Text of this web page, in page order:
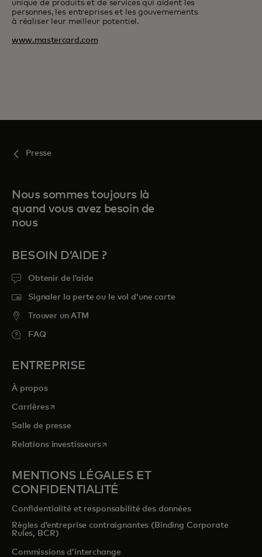
unique de produits et de services qui aident les
personnes, les entreprises et les gouvernements
à réaliser leur meilleur potentiel.
www.mastercard.com
Presse
Nous sommes toujours là
quand vous avez besoin de
nous
BESOIN D’AIDE ?
Obtenir de l’aide
Signaler la perte ou le vol d’une carte
Trouver un ATM
FAQ
ENTREPRISE
À propos
Carrièress’ouvre dans un nouvel onglet
Salle de presse
Relations investisseurss’ouvre dans un nouvel onglet
MENTIONS LÉGALES ET
CONFIDENTIALITÉ
Confidentialité et responsabilité des données
Règles d’entreprise contraignantes (Binding Corporate
Rules, BCR)
Commissions d’interchange